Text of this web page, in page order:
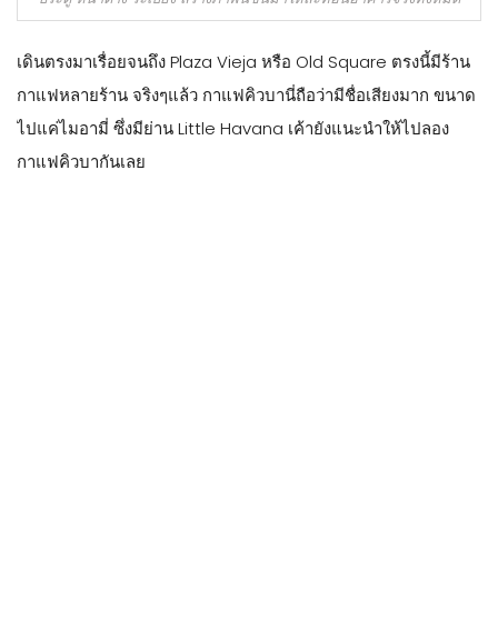
เดินตรงมาเรื่อยจนถึง Plaza Vieja หรือ Old Square ตรงนี้มีร้าน
กาแฟหลายร้าน จริงๆแล้ว กาแฟคิวบานี่ถือว่ามีชื่อเสียงมาก ขนาด
ไปแค่ไมอามี่ ซึ่งมีย่าน Little Havana เค้ายังแนะนำให้ไปลอง
กาแฟคิวบากันเลย